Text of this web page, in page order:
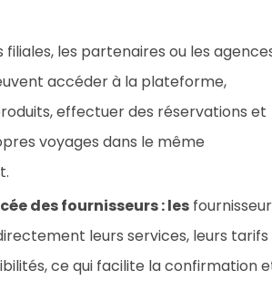
filiales, les partenaires ou les
accéder à la plateforme,
effectuer des réservations et
voyages dans le même
des fournisseurs : les
leurs services, leurs tarifs
ce qui facilite la confirmation